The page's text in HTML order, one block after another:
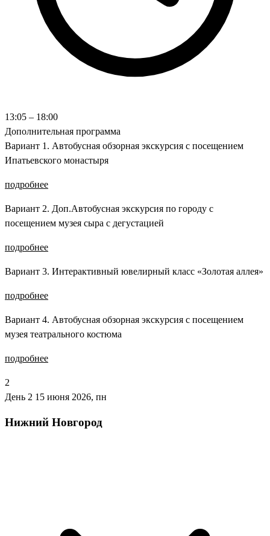
13:05 – 18:00
Дополнительная программа
Вариант 1. Автобусная обзорная экскурсия с посещением
Ипатьевского монастыря
подробнее
Вариант 2. Доп.Автобусная экскурсия по городу с
посещением музея сыра с дегустацией
подробнее
Вариант 3. Интерактивный ювелирный класс «Золотая аллея»
подробнее
Вариант 4. Автобусная обзорная экскурсия с посещением
музея театрального костюма
подробнее
2
День 2 15 июня 2026, пн
Нижний Новгород